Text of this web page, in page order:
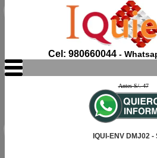
Cel: 980660044-
Antes S/. 47
IQUI-ENV DMJ02 -